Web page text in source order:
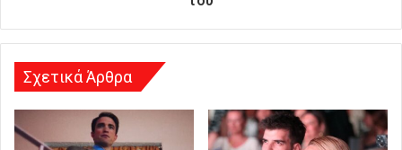
η
Σχετικά Άρθρα